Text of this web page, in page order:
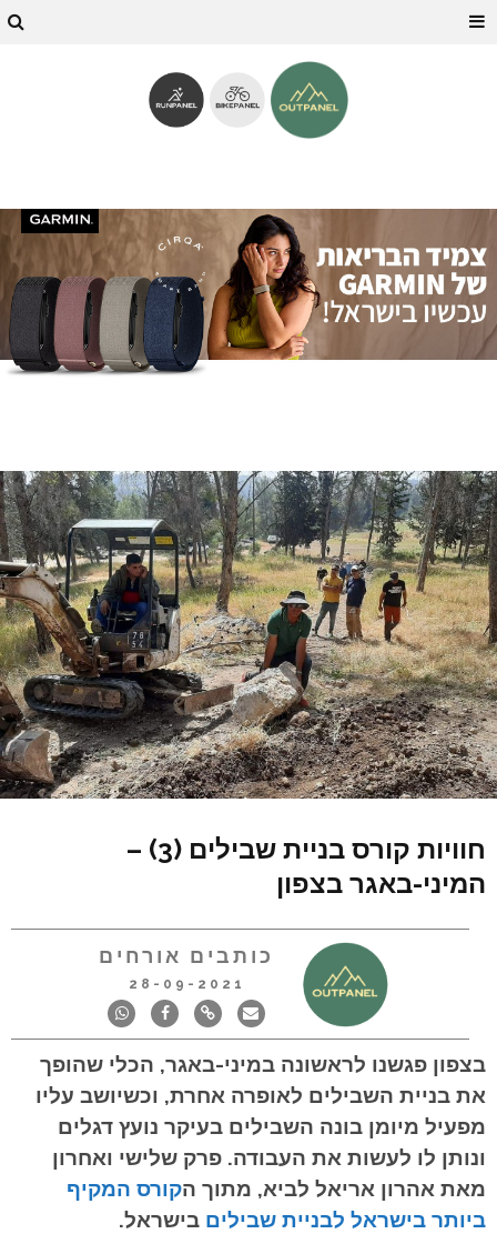
חוויות קורס בניית שבילים (3) –
המיני-באגר בצפון
כותבים אורחים
28-09-2021
בצפון פגשנו לראשונה במיני-באגר, הכלי שהופך
את בניית השבילים לאופרה אחרת, וכשיושב עליו
מפעיל מיומן בונה השבילים בעיקר נועץ דגלים
ונותן לו לעשות את העבודה. פרק שלישי ואחרון
מאת אהרון אריאל לביא, מתוך הקורס המקיף
ביותר בישראל לבניית שבילים בישראל.